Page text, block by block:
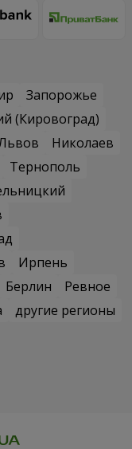
Запорожье
(Кировоград)
Николаев
Тернополь
Ирпень
Берлин
Ревное
другие регионы